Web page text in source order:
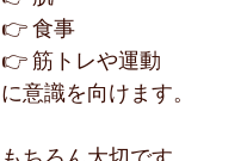
👉 食事
👉 筋トレや運動
に意識を向けます。